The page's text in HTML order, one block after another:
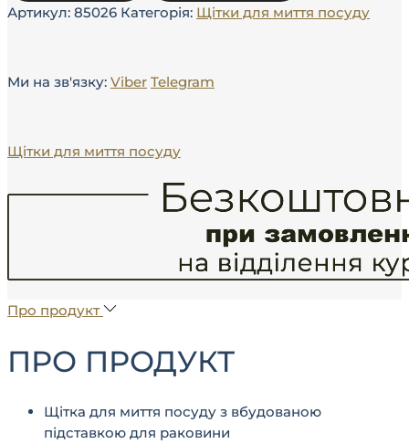
Артикул: 85026 Категорія: Щітки для миття посуду
Ми на зв'язку: Viber Telegram
Щітки для миття посуду
Про продукт
ПРО ПРОДУКТ
Щітка для миття посуду з вбудованою
підставкою для раковини